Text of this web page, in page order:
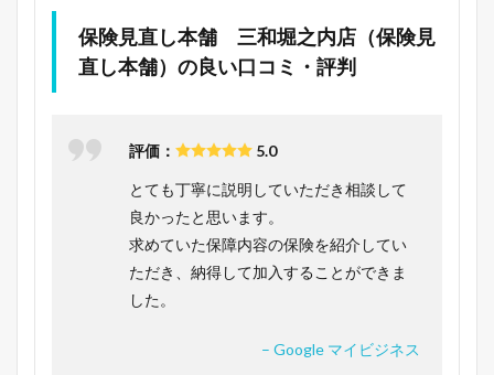
保険見直し本舗 三和堀之内店（保険見
直し本舗）の良い口コミ・評判
評価： 5.0
とても丁寧に説明していただき相談して
良かったと思います。
求めていた保障内容の保険を紹介してい
ただき、納得して加入することができま
した。
– Google マイビジネス